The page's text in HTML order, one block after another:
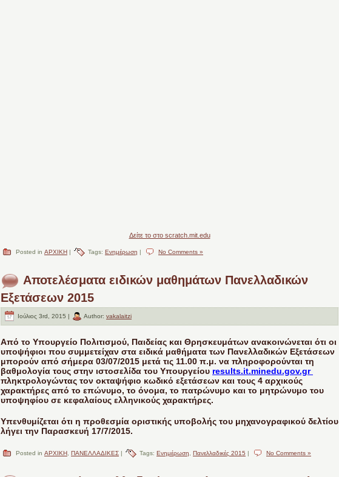
Δείτε το στο scratch.mit.edu
Posted in ΑΡΧΙΚΗ | Tags: Ενημέρωση | No Comments »
Αποτελέσματα ειδικών μαθημάτων Πανελλαδικών
Εξετάσεων 2015
Ιούλιος 3rd, 2015 | Author: vakalaitzi
Από το Υπουργείο Πολιτισμού, Παιδείας και Θρησκευμάτων ανακοινώνεται ότι οι
υποψήφιοι που συμμετείχαν στα ειδικά μαθήματα των Πανελλαδικών Εξετάσεων
μπορούν από σήμερα 03/07/2015 μετά τις 11.00 π.μ. να πληροφορούνται τη
βαθμολογία τους στην ιστοσελίδα του Υπουργείου results.it.minedu.gov.gr
πληκτρολογώντας τον οκταψήφιο κωδικό εξετάσεων και τους 4 αρχικούς
χαρακτήρες από το επώνυμο, το όνομα, το πατρώνυμο και το μητρώνυμο του
υποψηφίου σε κεφαλαίους ελληνικούς χαρακτήρες.
Υπενθυμίζεται ότι η προθεσμία οριστικής υποβολής του μηχανογραφικού δελτίου
λήγει την Παρασκευή 17/7/2015.
Posted in ΑΡΧΙΚΗ ΠΑΝΕΛΛΑΔΙΚΕΣ | Tags: Ενημέρωση Πανελλαδικές 2015 | No Comments »